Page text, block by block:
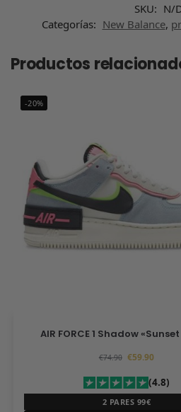
SKU: N/
Categorías: New Balance,
Productos
-20%
AIR FORCE 1 Shadow
€74.90 €59.90
(4.8)
2 PARES 99€